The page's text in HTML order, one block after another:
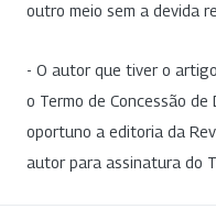
outro meio sem a devida
- O autor que tiver o
o Termo de Concessão
oportuno a editoria da
autor para assinatura do